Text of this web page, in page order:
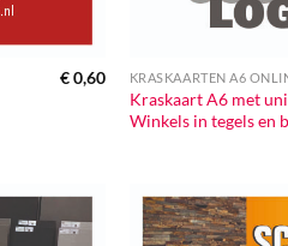
€0,60 KRASKAARTEN A6
Kraskaart A6 met
Winkels in tegels en